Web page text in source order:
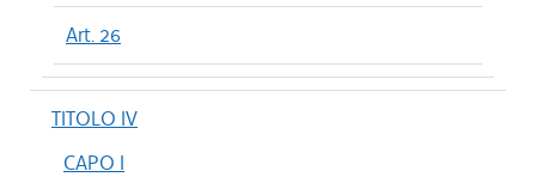
Art. 26
TITOLO IV
CAPO I